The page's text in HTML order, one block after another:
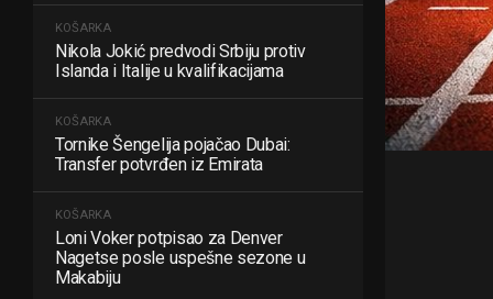
KOŠARKA
Nikola Jokić predvodi Srbiju protiv
Islanda i Italije u kvalifikacijama
KOŠARKA
Tornike Šengelija pojačao Dubai:
Transfer potvrđen iz Emirata
KOŠARKA
Loni Voker potpisao za Denver
Nagetse posle uspešne sezone u
Makabiju